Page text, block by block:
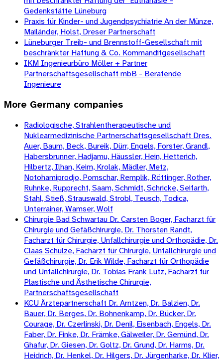
Gedenkstätte Lüneburg
Praxis für Kinder- und Jugendpsychiatrie An der Münze,
Mailänder, Holst, Dreser Partnerschaft
Lüneburger Treib- und Brennstoff-Gesellschaft mit
beschränkter Haftung & Co. Kommanditgesellschaft
IKM Ingenieurbüro Möller + Partner
Partnerschaftsgesellschaft mbB - Beratende
Ingenieure
More Germany companies
Radiologische, Strahlentherapeutische und
Nuklearmedizinische Partnerschaftsgesellschaft Dres.
Auer, Baum, Beck, Bureik, Dürr, Engels, Forster, Grandl,
Habersbrunner, Hadjamu, Häussler, Hein, Hetterich,
Hilbertz, Ilhan, Keim, Krolak, Mädler, Metz,
Notohamiprodjo, Pomschar, Remplik, Röttinger, Rother,
Ruhnke, Rupprecht, Saam, Schmidt, Schricke, Seifarth,
Stahl, Stieß, Strauswald, Strobl, Teusch, Todica,
Unterrainer, Wamser, Wolf
Chirurgie Bad Schwartau Dr. Carsten Boger, Facharzt für
Chirurgie und Gefäßchirurgie, Dr. Thorsten Randt,
Facharzt für Chirurgie, Unfallchirurgie und Orthopädie, Dr.
Claas Schulze, Facharzt für Chirurgie, Unfallchirurgie und
Gefäßchirurgie, Dr. Erik Wilde, Facharzt für Orthopädie
und Unfallchirurgie, Dr. Tobias Frank Lutz, Facharzt für
Plastische und Ästhetische Chirurgie,
Partnerschaftsgesellschaft
KCU Ärztepartnerschaft Dr. Arntzen, Dr. Balzien, Dr.
Bauer, Dr. Berges, Dr. Bohnenkamp, Dr. Bücker, Dr.
Courage, Dr. Czerlinski, Dr. Denil, Eisenbach, Engels, Dr.
Faber, Dr. Finke, Dr. Främke, Gälweiler, Dr. Gemünd, Dr.
Ghafur, Dr. Giesen, Dr. Goltz, Dr. Grund, Dr. Harms, Dr.
Heidrich, Dr. Henkel, Dr. Hilgers, Dr. Jürgenharke, Dr. Klier,